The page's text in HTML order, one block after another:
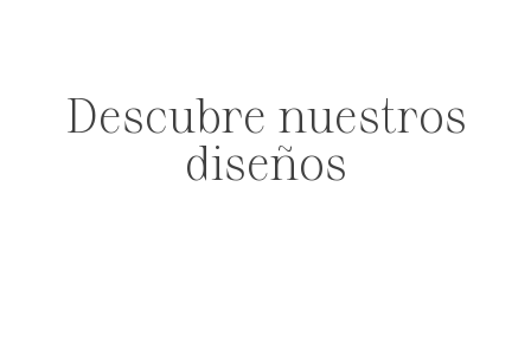
Descubre nuestros
diseños